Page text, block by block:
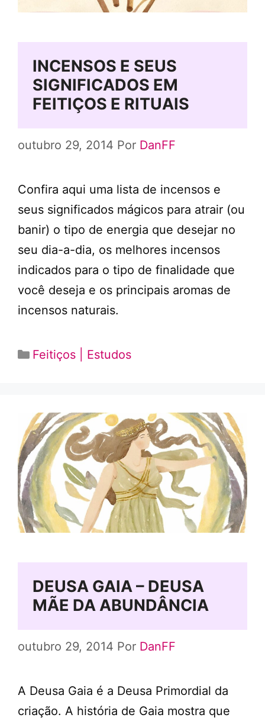
INCENSOS E SEUS
SIGNIFICADOS EM
FEITIÇOS E RITUAIS
outubro 29, 2014 Por DanFF
Confira aqui uma lista de incensos e
seus significados mágicos para atrair (ou
banir) o tipo de energia que desejar no
seu dia-a-dia, os melhores incensos
indicados para o tipo de finalidade que
você deseja e os principais aromas de
incensos naturais.
Categorias
Feitiços | Estudos
DEUSA GAIA – DEUSA
MÃE DA ABUNDÂNCIA
outubro 29, 2014 Por DanFF
A Deusa Gaia é a Deusa Primordial da
criação. A história de Gaia mostra que